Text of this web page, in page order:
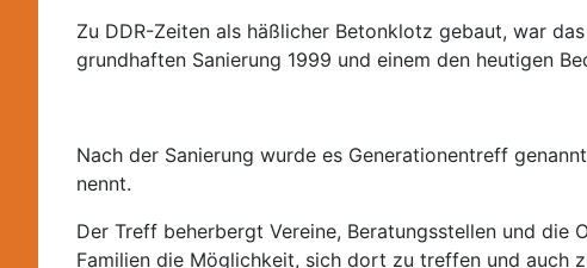
Zu DDR-Zeiten als häßlicher Betonklotz gebaut, war
grundhaften Sanierung 1999 und einem den heutigen
Nach der Sanierung wurde es Generationentreff
nennt.
Der Treff beherbergt Vereine, Beratungsstellen und die
Familien die Möglichkeit, sich dort zu treffen und auch